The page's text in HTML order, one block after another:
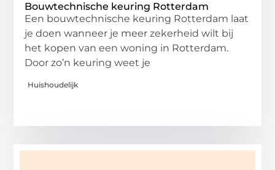
Bouwtechnische keuring Rotterdam
Een bouwtechnische keuring Rotterdam laat
je doen wanneer je meer zekerheid wilt bij
het kopen van een woning in Rotterdam.
Door zo’n keuring weet je
Huishoudelijk